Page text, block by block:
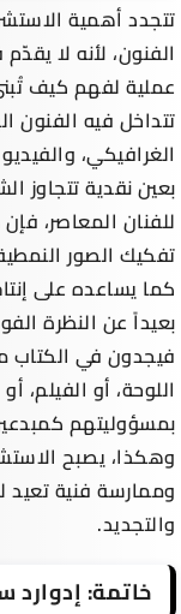
تتجدد أهمية
الفنون، لأنه لا
عملية لفهم كيف
تتداخل فيه الفنون
الغرافيكي،
بعين نقدية تتجاوز
للفنان المعاصر،
تفكيك الصور
كما يساعده على
بعيداً عن النظرة
فيجدون في الكتاب
اللوحة، أو الفيلم،
بمسؤوليتهم
وهكذا، يصبح
وممارسة فنية
والتجديد.
خاتمة: